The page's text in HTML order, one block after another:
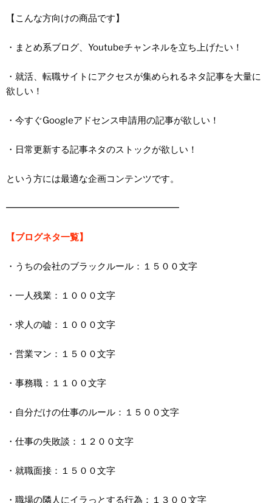
【こんな方向けの商品です】
・まとめ系ブログ、Youtubeチャンネルを立ち上げたい！
・就活、転職サイトにアクセスが集められるネタ記事を大量に
欲しい！
・今すぐGoogleアドセンス申請用の記事が欲しい！
・日常更新する記事ネタのストックが欲しい！
という方には最適な企画コンテンツです。
━━━━━━━━━━━━━━━━━━━
【ブログネタ一覧】
・うちの会社のブラックルール：１５００文字
・一人残業：１０００文字
・求人の嘘：１０００文字
・営業マン：１５００文字
・事務職：１１００文字
・自分だけの仕事のルール：１５００文字
・仕事の失敗談：１２００文字
・就職面接：１５００文字
・職場の隣人にイラっとする行為：１３００文字